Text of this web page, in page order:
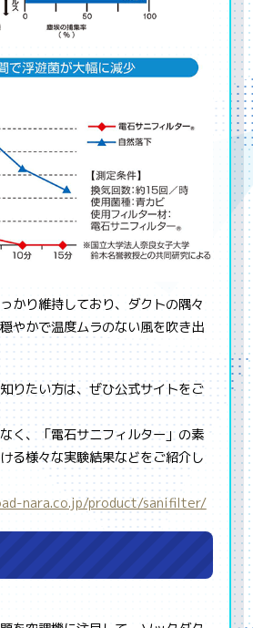
かり維持しており、ダクトの隅々
やかで温度ムラのない風を吹き出
りたい方は、ぜひ公式サイトをご
く、「電石サニフィルター」の素
る様々な実験結果などをご紹介し
nara.co.jp/product/sanifilter/